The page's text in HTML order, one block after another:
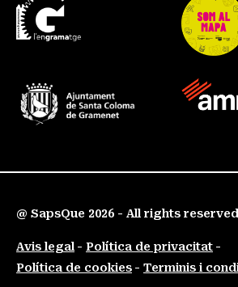
@ SapsQue 2026 - All rights reserved
Avis legal
Política de privacitat
Política de cookies
Terminis i